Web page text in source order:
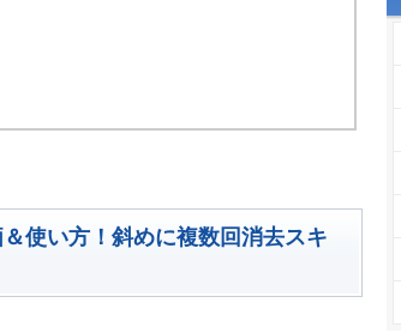
使い方！斜めに複数回消去スキ